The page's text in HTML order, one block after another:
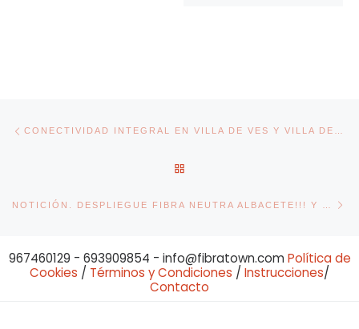
967460129 - 693909854 - info@fibratown.com Política de
Cookies / Términos y Condiciones / Instrucciones/
Contacto